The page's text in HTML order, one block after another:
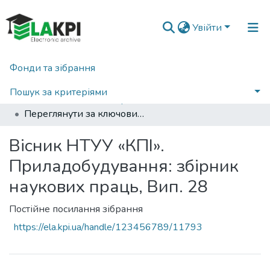
Увійти
Фонди та зібрання
Пошук за критеріями
Головна
Наукова періодика
Переглянути за ключовими словами
Вісник НТУУ «КПІ».
Приладобудування: збірник
наукових праць, Вип. 28
Постійне посилання зібрання
https://ela.kpi.ua/handle/123456789/11793